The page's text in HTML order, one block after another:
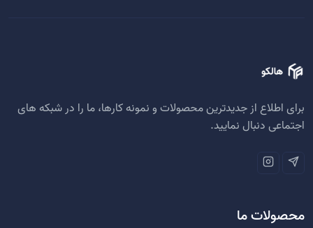
برای اطلاع از جدیدترین محصولات و نمونه کارها، ما را در شبکه های
اجتماعی دنبال نمایید.
محصولات ما